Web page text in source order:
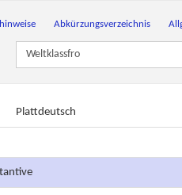
Abkürzungsverzeichnis
Plattdeutsch